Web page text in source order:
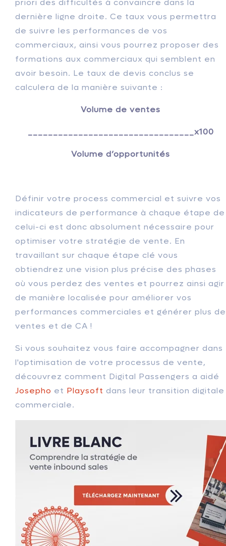
priori des difficultés à convaincre dans la
dernière ligne droite. Ce taux vous permettra
de suivre les performances de vos
commerciaux, ainsi vous pourrez proposer des
formations aux commerciaux qui semblent en
avoir besoin. Le taux de devis conclus se
calculera de la manière suivante :
Volume de ventes
_________________________________x100
Volume d’opportunités
Définir votre process commercial et suivre vos
indicateurs de performance à chaque étape de
celui-ci est donc absolument nécessaire pour
optimiser votre stratégie de vente. En
travaillant sur chaque étape clé vous
obtiendrez une vision plus précise des phases
où vous perdez des ventes et pourrez ainsi agir
de manière localisée pour améliorer vos
performances commerciales et générer plus de
ventes et de CA !
Si vous souhaitez vous faire accompagner dans
l'optimisation de votre processus de vente,
découvrez comment Digital Passengers a aidé
Josepho et Playsoft dans leur transition digitale
commerciale.